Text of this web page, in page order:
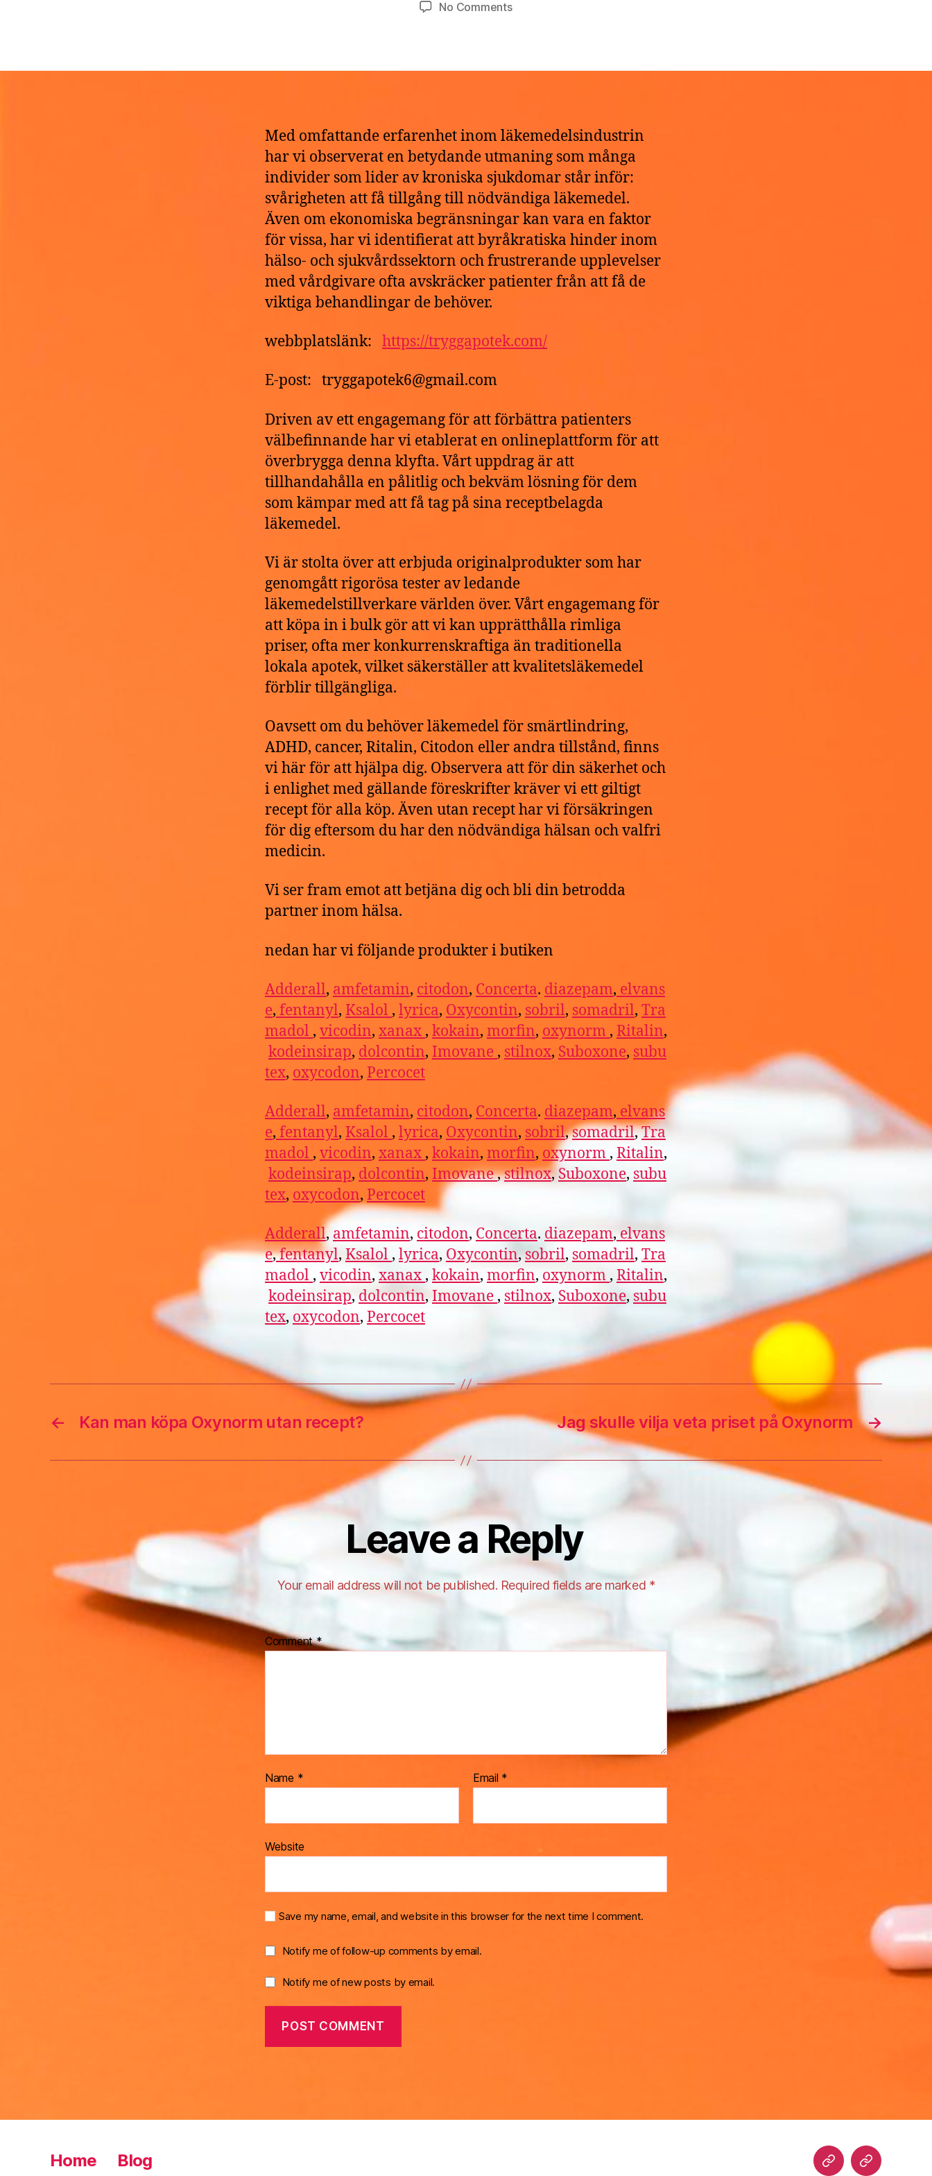
t
e
,
6
No Commentson
recept?
Med omfattande erfarenhet inom läkemedelsindustrin
har vi observerat en betydande utmaning som många
individer som lider av kroniska sjukdomar står inför:
svårigheten att få tillgång till nödvändiga läkemedel.
Även om ekonomiska begränsningar kan vara en faktor
för vissa, har vi identifierat att byråkratiska hinder inom
hälso- och sjukvårdssektorn och frustrerande upplevelser
med vårdgivare ofta avskräcker patienter från att få de
viktiga behandlingar de behöver.
webbplatslänk: https://tryggapotek.com/
E-post: tryggapotek6@gmail.com
Driven av ett engagemang för att förbättra patienters
välbefinnande har vi etablerat en onlineplattform för att
överbrygga denna klyfta. Vårt uppdrag är att
tillhandahålla en pålitlig och bekväm lösning för dem
som kämpar med att få tag på sina receptbelagda
läkemedel.
Vi är stolta över att erbjuda originalprodukter som har
genomgått rigorösa tester av ledande
läkemedelstillverkare världen över. Vårt engagemang för
att köpa in i bulk gör att vi kan upprätthålla rimliga
priser, ofta mer konkurrenskraftiga än traditionella
lokala apotek, vilket säkerställer att kvalitetsläkemedel
förblir tillgängliga.
Oavsett om du behöver läkemedel för smärtlindring,
ADHD, cancer, Ritalin, Citodon eller andra tillstånd, finns
vi här för att hjälpa dig. Observera att för din säkerhet och
i enlighet med gällande föreskrifter kräver vi ett giltigt
recept för alla köp. Även utan recept har vi försäkringen
för dig eftersom du har den nödvändiga hälsan och valfri
medicin.
Vi ser fram emot att betjäna dig och bli din betrodda
partner inom hälsa.
nedan har vi följande produkter i butiken
Adderall, amfetamin, citodon, Concerta. diazepam, elvans
e, fentanyl, Ksalol , lyrica, Oxycontin, sobril, somadril, Tra
madol , vicodin, xanax , kokain, morfin, oxynorm , Ritalin,
kodeinsirap, dolcontin, Imovane , stilnox, Suboxone, subu
tex, oxycodon, Percocet
Adderall, amfetamin, citodon, Concerta. diazepam, elvans
e, fentanyl, Ksalol , lyrica, Oxycontin, sobril,somadril,Tra
madol , vicodin, xanax , kokain, morfin, oxynorm , Ritalin,
kodeinsirap, dolcontin, Imovane,stilnox,Suboxone, subu
tex, oxycodon, Percocet
Adderall, amfetamin, citodon, Concerta. diazepam, elvans
e,fentanyl, Ksalol , lyrica, Oxycontin,sobril, somadril, Tra
madol , vicodin, xanax , kokain, morfin, oxynorm , Ritalin,
kodeinsirap, dolcontin, Imovane , stilnox, Suboxone, subu
tex, oxycodon, Percocet
← Kan man köpa Oxynorm utan recept? →
Jag skulle vilja veta priset på Oxynorm
Leave a Reply
Your email address will not be published. Required fields are marked *
Comment*
Name * Email *
Website
Save my name, email, and website in this browser for the next time I comment.
Notify me of follow-up comments by email.
Notify me of new posts by email.
Home Blog Home Blog